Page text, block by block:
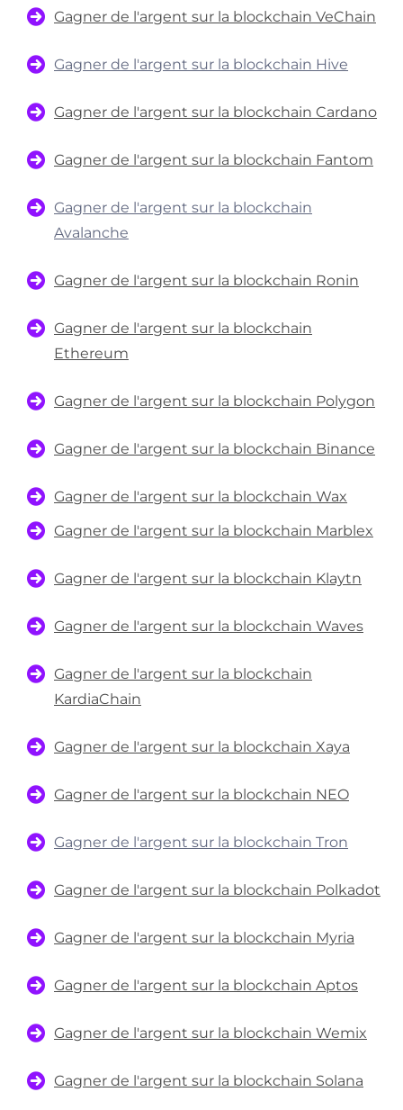
Gagner de l'argent sur la blockchain VeChain
Gagner de l'argent sur la blockchain Hive
Gagner de l'argent sur la blockchain Cardano
Gagner de l'argent sur la blockchain Fantom
Gagner de l'argent sur la blockchain
Avalanche
Gagner de l'argent sur la blockchain Ronin
Gagner de l'argent sur la blockchain
Ethereum
Gagner de l'argent sur la blockchain Polygon
Gagner de l'argent sur la blockchain Binance
Gagner de l'argent sur la blockchain Wax
Gagner de l'argent sur la blockchain Marblex
Gagner de l'argent sur la blockchain Klaytn
Gagner de l'argent sur la blockchain Waves
Gagner de l'argent sur la blockchain
KardiaChain
Gagner de l'argent sur la blockchain Xaya
Gagner de l'argent sur la blockchain NEO
Gagner de l'argent sur la blockchain Tron
Gagner de l'argent sur la blockchain Polkadot
Gagner de l'argent sur la blockchain Myria
Gagner de l'argent sur la blockchain Aptos
Gagner de l'argent sur la blockchain Wemix
Gagner de l'argent sur la blockchain Solana